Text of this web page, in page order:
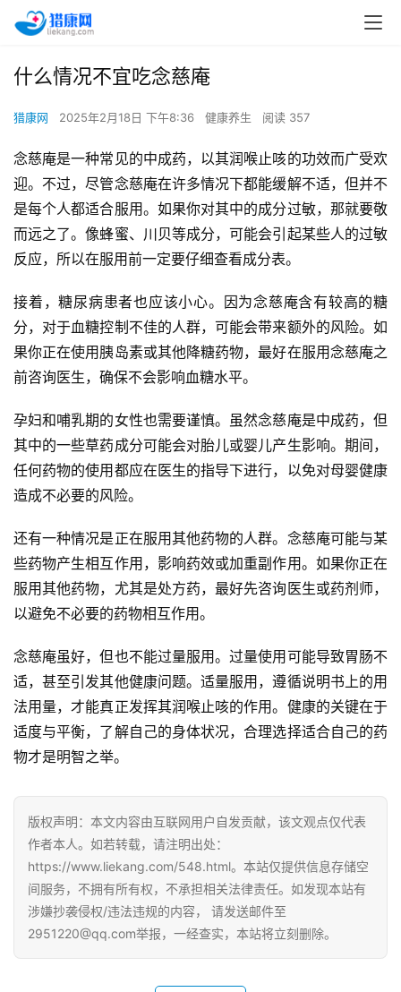
什么情况不宜吃念慈庵
猎康网 2025年2月18日 下午8:36 健康养生 阅读 357
念慈庵是一种常见的中成药，以其润喉止咳的功效而广受欢
迎。不过，尽管念慈庵在许多情况下都能缓解不适，但并不
是每个人都适合服用。如果你对其中的成分过敏，那就要敬
而远之了。像蜂蜜、川贝等成分，可能会引起某些人的过敏
反应，所以在服用前一定要仔细查看成分表。
接着，糖尿病患者也应该小心。因为念慈庵含有较高的糖
分，对于血糖控制不佳的人群，可能会带来额外的风险。如
果你正在使用胰岛素或其他降糖药物，最好在服用念慈庵之
前咨询医生，确保不会影响血糖水平。
孕妇和哺乳期的女性也需要谨慎。虽然念慈庵是中成药，但
其中的一些草药成分可能会对胎儿或婴儿产生影响。期间，
任何药物的使用都应在医生的指导下进行，以免对母婴健康
造成不必要的风险。
还有一种情况是正在服用其他药物的人群。念慈庵可能与某
些药物产生相互作用，影响药效或加重副作用。如果你正在
服用其他药物，尤其是处方药，最好先咨询医生或药剂师，
以避免不必要的药物相互作用。
念慈庵虽好，但也不能过量服用。过量使用可能导致胃肠不
适，甚至引发其他健康问题。适量服用，遵循说明书上的用
法用量，才能真正发挥其润喉止咳的作用。健康的关键在于
适度与平衡，了解自己的身体状况，合理选择适合自己的药
物才是明智之举。
版权声明：本文内容由互联网用户自发贡献，该文观点仅代表
作者本人。如若转载，请注明出处：
https://www.liekang.com/548.html。本站仅提供信息存储空
间服务，不拥有所有权，不承担相关法律责任。如发现本站有
涉嫌抄袭侵权/违法违规的内容， 请发送邮件至
2951220@qq.com举报，一经查实，本站将立刻删除。